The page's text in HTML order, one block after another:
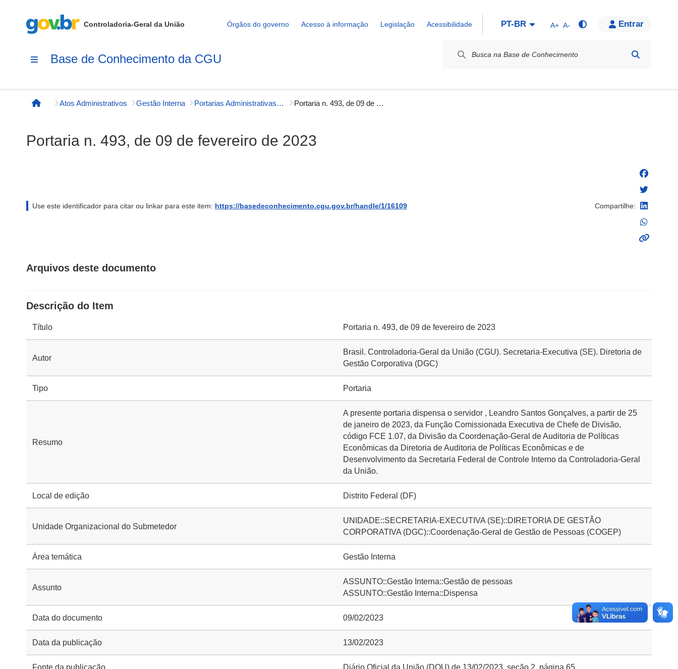
Controladoria-Geral da União Órgãos do governo Acesso à informação Legislação Acessibilidade PT-BR A+ A- Entrar
Base de Conhecimento da CGU
Página inicial
Atos Administrativos Gestão Interna Portarias Administrativas - Gestão Interna Portaria n. 493, de 09 de fevereiro de 2023
Portaria n. 493, de 09 de fevereiro de 2023
Use este identificador para citar ou linkar para este item: https://basedeconhecimento.cgu.gov.br/handle/1/16109 Compartilhe:
Arquivos deste documento
Descrição do Item
Título Portaria n. 493, de 09 de fevereiro de 2023
Autor
Brasil. Controladoria-Geral da União (CGU). Secretaria-Executiva (SE). Diretoria de
Gestão Corporativa (DGC)
Tipo Portaria
Resumo
A presente portaria dispensa o servidor , Leandro Santos Gonçalves, a partir de 25
de janeiro de 2023, da Função Comissionada Executiva de Chefe de Divisão,
código FCE 1.07, da Divisão da Coordenação-Geral de Auditoria de Políticas
Econômicas da Diretoria de Auditoria de Políticas Econômicas e de
Desenvolvimento da Secretaria Federal de Controle Interno da Controladoria-Geral
da União.
Local de edição Distrito Federal (DF)
Unidade Organizacional do Submetedor
UNIDADE::SECRETARIA-EXECUTIVA (SE)::DIRETORIA DE GESTÃO
CORPORATIVA (DGC)::Coordenação-Geral de Gestão de Pessoas (COGEP)
Área temática Gestão Interna
Assunto
ASSUNTO::Gestão Interna::Gestão de pessoas
ASSUNTO::Gestão Interna::Dispensa
Data do documento 09/02/2023
Data da publicação 13/02/2023
Fonte da publicação Diário Oficial da União (DOU) de 13/02/2023, seção 2, página 65